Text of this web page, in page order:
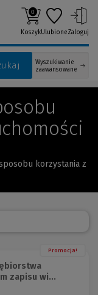
Wyszukiwanie
zaawansowane
0
KoszykUlubioneZaloguj
korzystania z
Promocja!
zapisu wi...